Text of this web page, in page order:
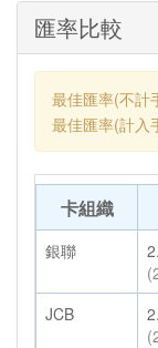
匯率比較
最佳匯率(不計
最佳匯率(計入
卡組織
銀聯
JCB